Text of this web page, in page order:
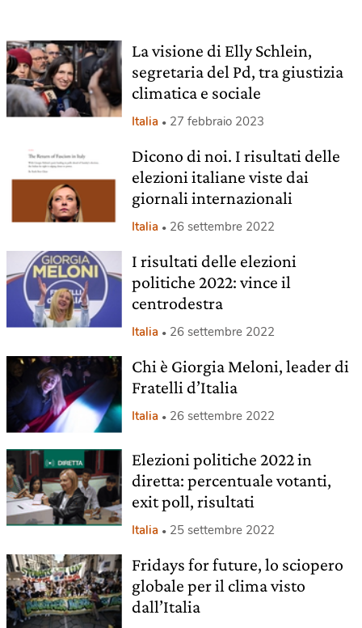
La visione di Elly Schlein,
segretaria del Pd, tra giustizia
climatica e sociale
Italia 27 febbraio 2023
Dicono di noi. I risultati delle
elezioni italiane viste dai
giornali internazionali
Italia 26 settembre 2022
I risultati delle elezioni
politiche 2022: vince il
centrodestra
Italia 26 settembre 2022
Chi è Giorgia Meloni, leader di
Fratelli d’Italia
Italia 26 settembre 2022
Elezioni politiche 2022 in
diretta: percentuale votanti,
exit poll, risultati
Italia 25 settembre 2022
Fridays for future, lo sciopero
globale per il clima visto
dall’Italia